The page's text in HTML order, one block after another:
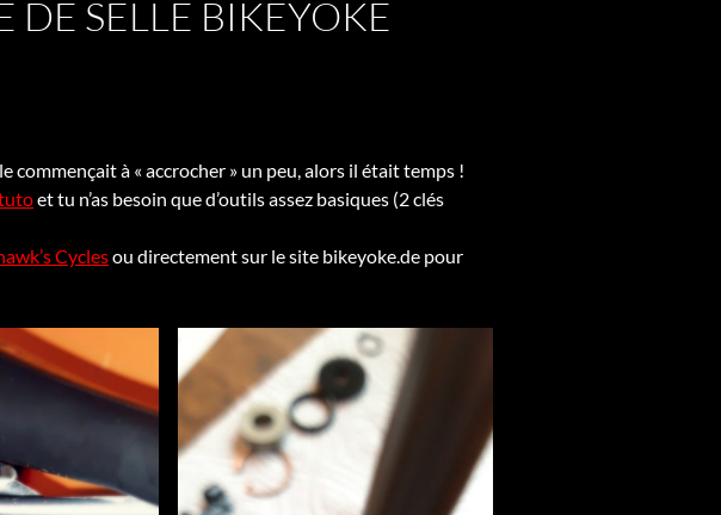
DE SELLE BIKEYOKE
commençait à « accrocher » un peu, alors il était temps !
et tu n’as besoin que d’outils assez basiques (2 clés
Cyclesou directement sur le site bikeyoke.de pour